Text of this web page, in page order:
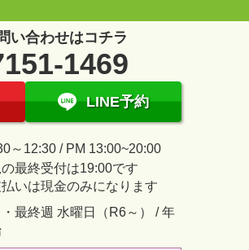
い合わせはコチラ
1469
LINE予約
～12:30 / PM 13:00~20:00
最終受付は19:00です
いは現金のみになります
最終週 水曜日（R6～） / 年